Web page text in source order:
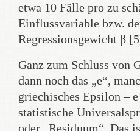
etwa 10 Fälle pro zu
Einflussvariable bzw.
Regressionsgewicht β
Ganz zum Schluss von
dann noch das „e“,
griechisches Epsilon –
statistische
oder „Residuum“. Das